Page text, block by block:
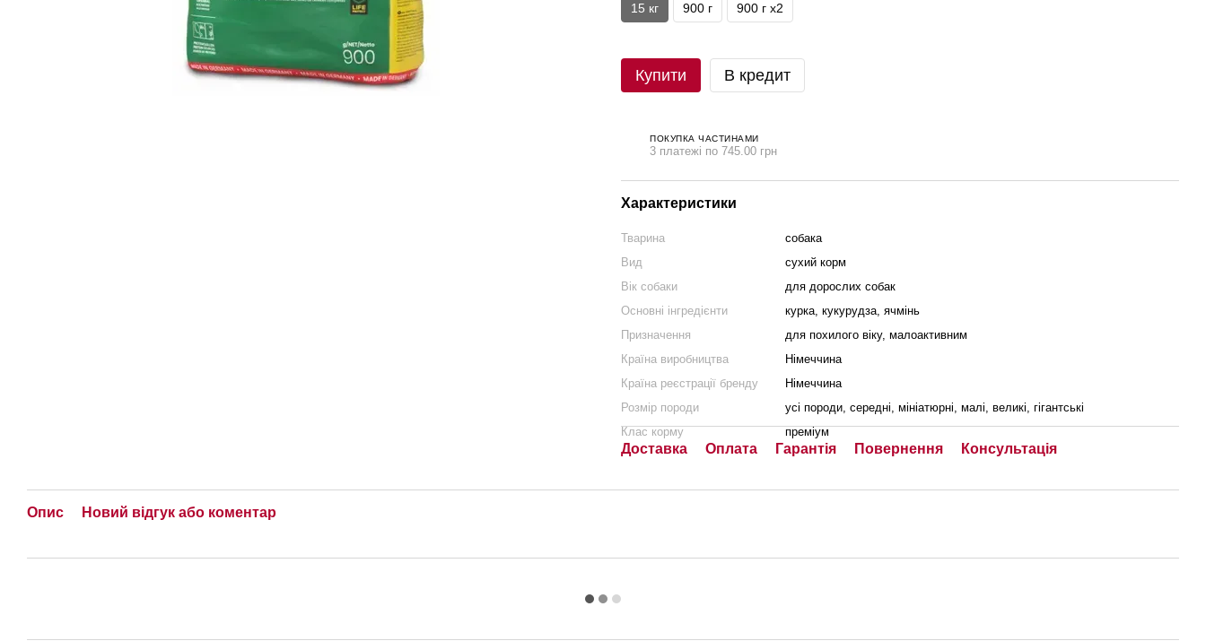
15 кг 900 г 900 г х2
Купити В кредит
ПОКУПКА ЧАСТИНАМИ
3 платежі по 745.00 грн
Характеристики
Тварина
собака
Вид
сухий корм
Вік собаки
для дорослих собак
Основні інгредієнти
курка, кукурудза, ячмінь
Призначення
для похилого віку, малоактивним
Країна виробництва
Німеччина
Країна реєстрації бренду
Німеччина
Розмір породи
усі породи, середні, мініатюрні, малі, великі, гігантські
Клас корму
преміум
Доставка Оплата Гарантія Повернення Консультація
Опис Новий відгук або коментар